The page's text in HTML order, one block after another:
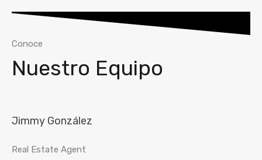
Conoce
Nuestro Equipo
Jimmy González
Real Estate Agent